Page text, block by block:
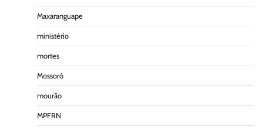
Maxaranguape
ministério
mortes
Mossoró
mourão
MPFRN